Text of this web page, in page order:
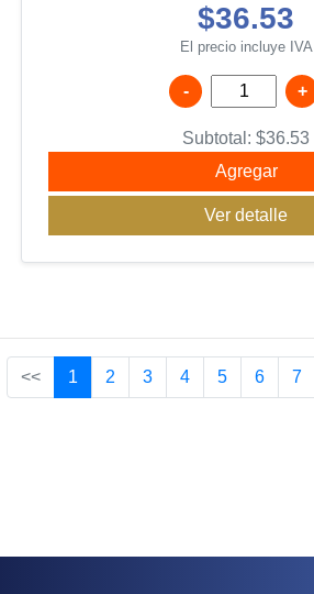
$36.53
El precio incluye IVA
- +
Subtotal: $36.53
Agregar
Ver detalle